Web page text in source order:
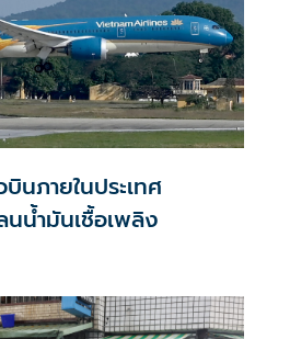
นภายในประเทศ
น้ำมันเชื้อเพลิง